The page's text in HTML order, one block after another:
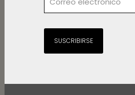
SUSCRIBIRSE